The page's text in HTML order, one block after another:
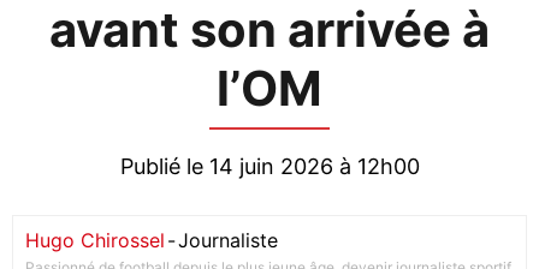
avant son arrivée à
l’OM
Publié le 14 juin 2026 à 12h00
Hugo Chirossel -Journaliste